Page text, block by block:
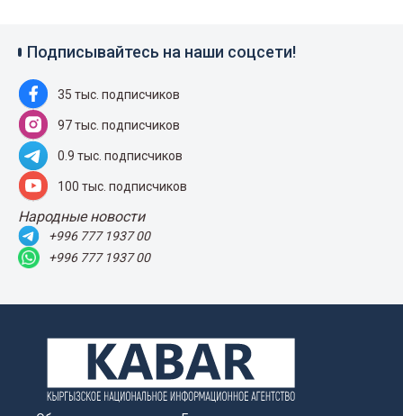
Подписывайтесь на наши соцсети!
35 тыс. подписчиков
97 тыс. подписчиков
0.9 тыс. подписчиков
100 тыс. подписчиков
Народные новости
+996 777 1937 00
+996 777 1937 00